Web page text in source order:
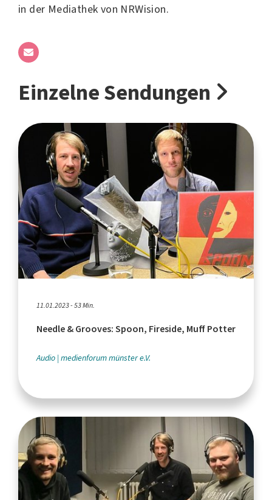
in der Mediathek von NRWision.
Einzelne Sendungen
11.01.2023 - 53 Min.
Needle & Grooves: Spoon, Fireside, Muff Potter
Audio medienforum münster e.V.